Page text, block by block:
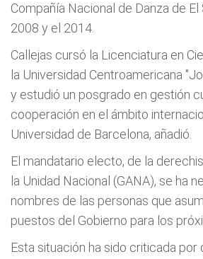
Compañía Nacional de Danza de El
2008 y el 2014.
Callejas cursó la Licenciatura en
la Universidad Centroamericana
y estudió un posgrado en gestión
cooperación en el ámbito
Universidad de Barcelona, añadió.
El mandatario electo, de la
la Unidad Nacional (GANA), se ha
nombres de las personas que
puestos del Gobierno para los
Esta situación ha sido criticada